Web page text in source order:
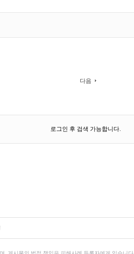
다음
로그인 후 검색 가능합니다.